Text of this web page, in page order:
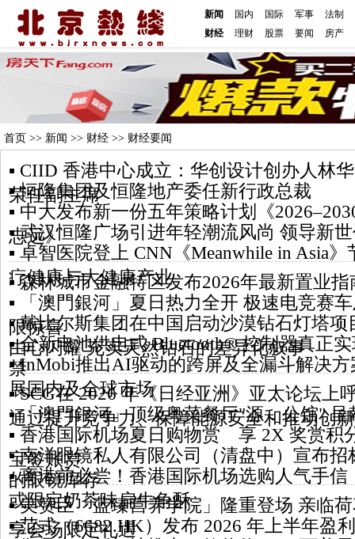
新闻 国内 国际 军事
法制
财经
理财 股票 要闻 房产
首页 >> 新闻 >> 财经 >> 财经要闻
▪ CIID 香港中心成立：华创设计创办人林
荣任副主席
▪ 恒隆集团及恒隆地产委任新行政总裁
▪ 中大发布新一份五年策略计划《
志远》
▪ 武汉恒隆广场引进年轻潮流风尚 领导新
▪ 卓智医院登上 CNN《Meanwhile in Asia
疗健康与大健康产业
▪ 森林城市金融特区发布2026年最新置业指
▪ 「澳門銀河」夏日热力全开 极速电竞赛
限惊喜
▪ 戴比尔斯集团在中国启动沙漠钻石灯塔
由心闪耀 充实天然钻石的差异化叙事
▪ 全新电池供电式 Bluetooth® 控制器真正
禁
▪ InMobi推出AI驱动的跨屏及全漏斗解决
展国内及全球市场
▪ SCG在 2026 年《日经亚洲》亚太论坛上
通过提升竞争力、保障能源安全和推动创
▪ 「澳門銀河」顶级粤菜餐厅"源．公馆"
▪ 香港国际机场夏日购物赏 享 2X 奖赏积
宝签账赏
▪ 南洋眼镜私人有限公司（清盘中）宣布
的眼镜库存
▪ 离港前必尝！香港国际机场选购人气手信
或限定奶茶味扁牛角酥
▪ 美赞臣「蓝臻营养学院」隆重登场 亲临
享会场限定礼遇
▪ 范式（6682.HK）发布 2026 年上半年盈